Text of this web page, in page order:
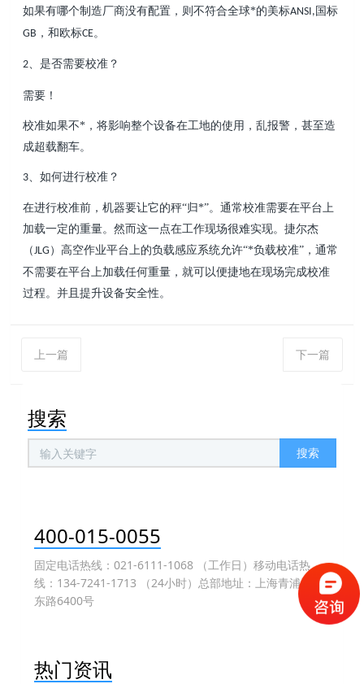
如果有哪个制造厂商没有配置，则不符合全球*的美标ANSI, 国标
GB ，和欧标CE。
2、是否需要校准？
需要！
校准如果不*，将影响整个设备在工地的使用，乱报警，甚至造
成超载翻车。
3 、如何进行校准？
在进行校准前，机器要让它的秤“归*”。通常校准需要在平台上
加载一定的重量。然而这一点在工作现场很难实现。捷尔杰
（JLG ）高空作业平台上的负载感应系统允许“*负载校准”，通常
不需要在平台上加载任何重量，就可以便捷地在现场完成校准
过程。并且提升设备安全性。
上一篇 下一篇
搜索
搜索
400-015-0055
固定电话热线：021-6111-1068 （工作日）移动电话热
线：134-7241-1713 （24小时）总部地址：上海青浦盈港
东路6400号
热门资讯